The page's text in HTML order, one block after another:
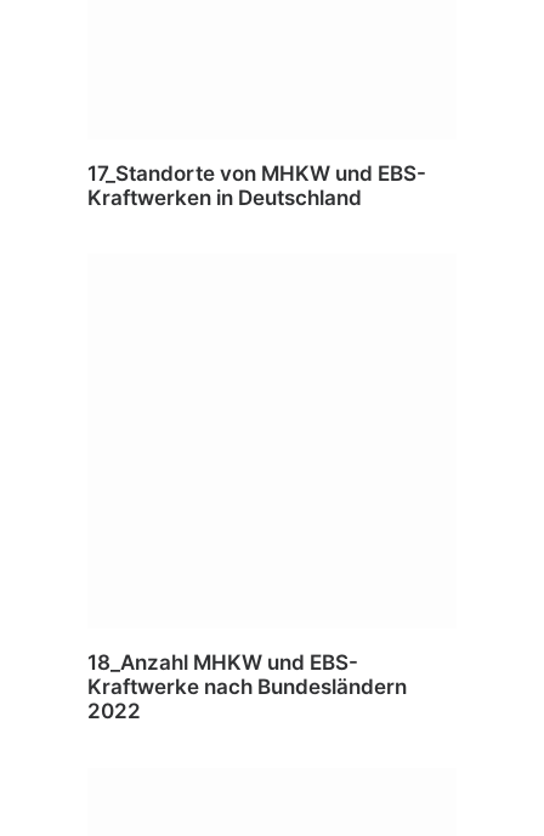
17_Standorte von MHKW und EBS-
Kraftwerken in Deutschland
18_Anzahl MHKW und EBS-
Kraftwerke nach Bundesländern
2022